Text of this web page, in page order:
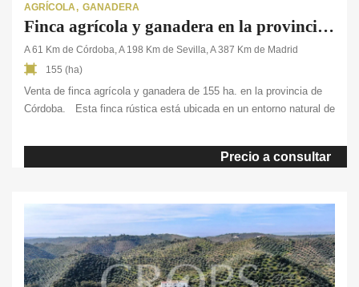
AGRÍCOLA GANADERA
Finca agrícola y ganadera en la provincia de Córdoba
A 61 Km de Córdoba, A 198 Km de Sevilla, A 387 Km de Madrid
155 (ha)
Venta de finca agrícola y ganadera de 155 ha. en la provincia de
Córdoba. Esta finca rústica está ubicada en un entorno natural de
con la naturaleza. Su diversidad de ecosistemas productivos, con
olivar de secano, pastos adehesados de encina y tierras arables,
Precio a consultar